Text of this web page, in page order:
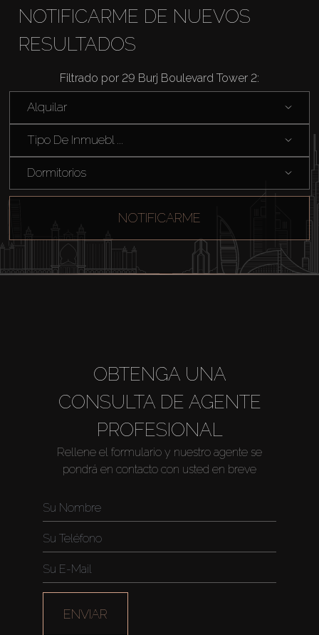
Comprar
Alquilar
Sobre Plano
NOTIFICARME DE NUEVOS
RESULTADOS
Filtrado por 29 Burj Boulevard Tower 2:
Alquilar
Tipo De Inmuebl ...
Dormitorios
NOTIFICARME
OBTENGA UNA
CONSULTA DE AGENTE
PROFESIONAL
Rellene el formulario y nuestro agente se
pondrá en contacto con usted en breve
ENVIAR